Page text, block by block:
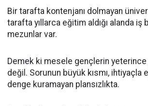
Bir tarafta kontenjanı dolmayan
tarafta yıllarca eğitim aldığı alanda iş
mezunlar var.
Demek ki mesele gençlerin yeterince
değil. Sorunun büyük kısmı, ihtiyaçla
denge kuramayan plansızlıkta.